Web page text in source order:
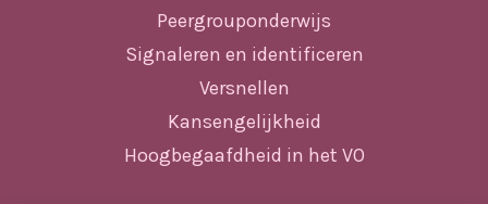
Peergrouponderwijs
Signaleren en identificeren
Versnellen
Kansengelijkheid
Hoogbegaafdheid in het VO